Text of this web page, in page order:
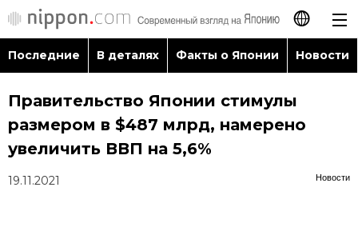
日本語
English
Последние
Последние В деталях Факты о Японии Новости
Правительство Японии стимулы
размером в $487 млрд, намерено
увеличить ВВП на 5,6%
Новости
19.11.2021